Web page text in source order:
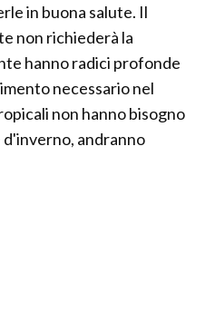
in buona salute. Il
non richiederà la
hanno radici profonde
necessario nel
non hanno bisogno
andranno